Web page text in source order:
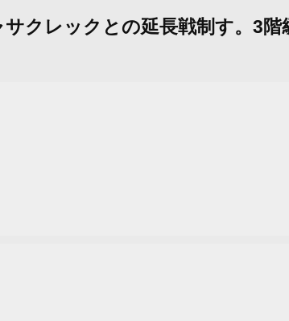
クレックとの延長戦制す。3階